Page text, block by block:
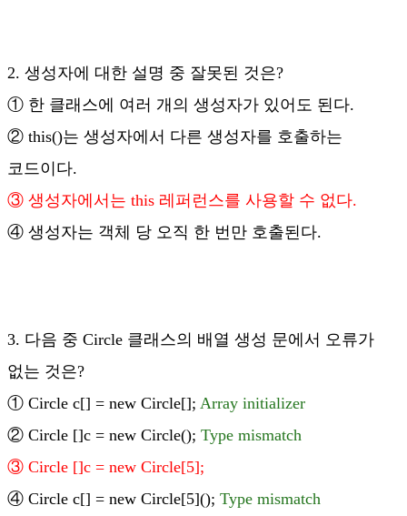
2. 생성자에 대한 설명 중 잘못된 것은?
① 한 클래스에 여러 개의 생성자가 있어도 된다.
② this()는 생성자에서 다른 생성자를 호출하는
코드이다.
③ 생성자에서는 this 레퍼런스를 사용할 수 없다.
④ 생성자는 객체 당 오직 한 번만 호출된다.
3. 다음 중 Circle 클래스의 배열 생성 문에서 오류가
없는 것은?
① Circle c[] = new Circle[]; Array initializer
② Circle []c = new Circle(); Type mismatch
③ Circle []c = new Circle[5];
④ Circle c[] = new Circle[5](); Type mismatch